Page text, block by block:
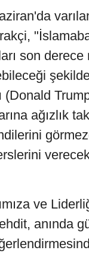
son
(Donald
ağızlık
ve
anında